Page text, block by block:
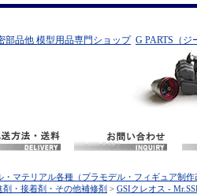
部品他 模型用品専門ショップ G PARTS（ジ
・マテリアル各種（プラモデル・フィギュア制作
剤・接着剤・その他補修剤 > GSIクレオス -